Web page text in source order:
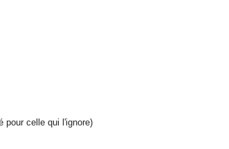
pour celle qui l'ignore)